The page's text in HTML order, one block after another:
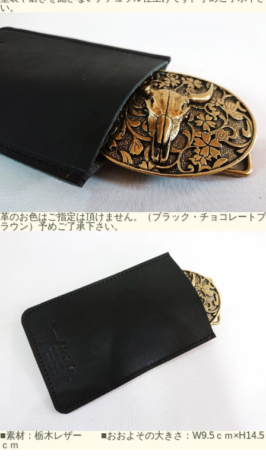
い。
革のお色はご指定は頂けません。（ブラック・チョコレートブ
ラウン）予めご了承下さい。
■素材：栃木レザー ■おおよその大きさ：W9.5ｃｍ×H14.5
ｃｍ